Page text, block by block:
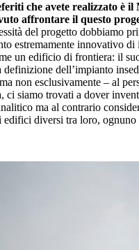
che avete realizzato è il
affrontare il questo
del progetto dobbiamo
estremamente innovativo
un edificio di frontiera: il
definizione dell’impianto
non esclusivamente – al
ci siamo trovati a dover
ma al contrario
diversi tra loro, ognuno